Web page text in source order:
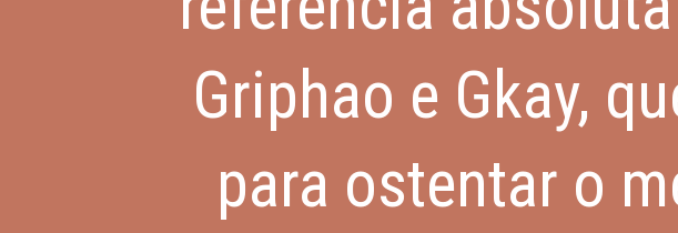
Griphao e Gkay,
para ostentar o